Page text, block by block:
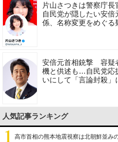
片山さつきは警察庁長
自民党が隠したい安
係、名称変更をめぐる
安倍元首相銃撃 容疑
機と供述も…自民党応
いにして「言論封殺」
人気記事ランキング
高市首相の熊本地震視察は北朝鮮並み